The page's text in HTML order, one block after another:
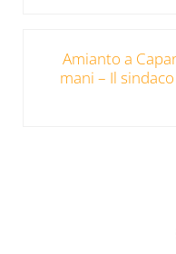
Amianto a
mani – Il